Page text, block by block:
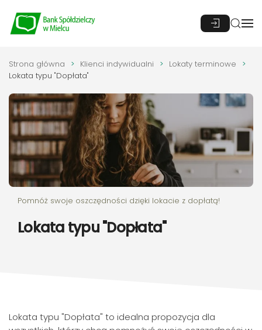
Przejdź do głównej treści
Strona główna Klienci indywidualni
Lokaty terminowe
Lokata typu "Dopłata"
Pomnóż swoje oszczędności dzięki lokacie z dopłatą!
Lokata typu "Dopłata"
Lokata typu "Dopłata" to idealna propozycja dla